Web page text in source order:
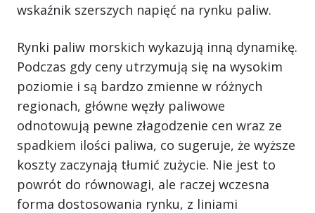
wskaźnik szerszych napięć na rynku paliw.
Rynki paliw morskich wykazują inną dynamikę.
Podczas gdy ceny utrzymują się na wysokim
poziomie i są bardzo zmienne w różnych
regionach, główne węzły paliwowe
odnotowują pewne złagodzenie cen wraz ze
spadkiem ilości paliwa, co sugeruje, że wyższe
koszty zaczynają tłumić zużycie. Nie jest to
powrót do równowagi, ale raczej wczesna
forma dostosowania rynku, z liniami